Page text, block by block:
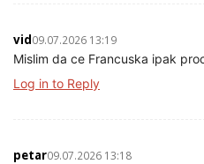
vid09.07.2026 13:19
Mislim da ce Francuska ipak
Log in to Reply
petar09.07.2026 13:18